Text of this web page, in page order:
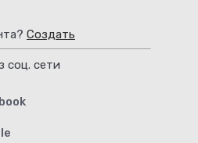
Создать
соц. сети